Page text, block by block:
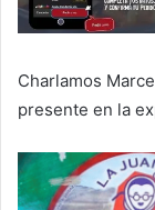
Charlamos
presente en la